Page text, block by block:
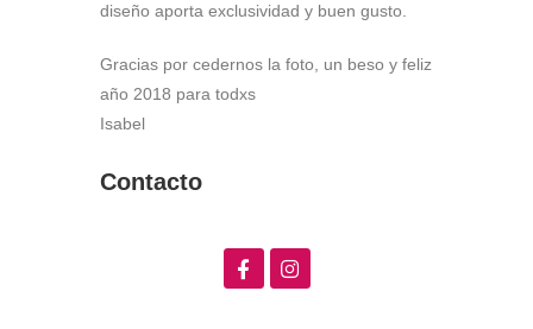
diseño aporta exclusividad y buen gusto.
Gracias por cedernos la foto, un beso y feliz
año 2018 para todxs
Isabel
Contacto